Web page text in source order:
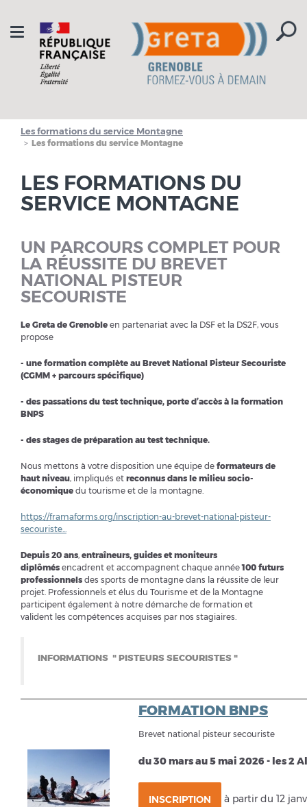
Toggle
navigation
Les formations du service Montagne
Les formations du service Montagne
LES FORMATIONS DU
SERVICE MONTAGNE
UN PARCOURS COMPLET POUR
LA RÉUSSITE DU BREVET
NATIONAL PISTEUR
SECOURISTE
Le Greta de Grenoble en partenariat avec la DSF et la DS2F, vous
propose
- une formation complète au Brevet National Pisteur Secouriste
(CGMM + parcours spécifique)
- des passations du test technique, porte d’accès à la formation
BNPS
- des stages de préparation au test technique.
Nous mettons à votre disposition une équipe de formateurs de
haut niveau, impliqués et reconnus dans le milieu socio-
économique du tourisme et de la montagne.
https://framaforms.org/inscription-au-brevet-national-pisteur-
secouriste...
Depuis 20 ans, entraîneurs, guides et moniteurs
diplômés encadrent et accompagnent chaque année100 futurs
professionnels des sports de montagne dans la réussite de leur
projet. Professionnels et élus du Tourisme et de la Montagne
participent également à notre démarche de formation et
valident les compétences acquises par nos stagiaires.
INFORMATIONS " PISTEURS SECOURISTES "
FORMATION BNPS
Brevet national pisteur secouriste
du 30 mars au 5 mai 2026 - les 2
INSCRIPTION à partir du 12